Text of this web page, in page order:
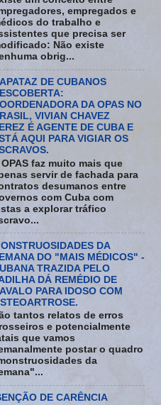
empregados e
do trabalho e
que precisa ser
Não existe
obrig...
DE CUBANOS
DA OPAS NO
VIVIAN CHAVEZ
É AGENTE DE CUBA E
AQUI PARA VIGIAR OS
OPAS faz muito mais que
servir de fachada para
desumanos entre
com Cuba com
a explorar tráfico
DA
DO "MAIS MÉDICOS" -
TRAZIDA PELO
DÁ REMÉDIO DE
PARA IDOSO COM
tantos relatos de erros
e potencialmente
que vamos
postar o quadro
da
DE CARÊNCIA